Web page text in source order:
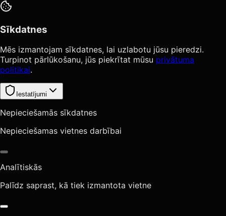
Sīkdatnes
Mēs izmantojam sīkdatnes, lai uzlabotu jūsu pieredzi.
Turpinot pārlūkošanu, jūs piekrītat mūsu privātuma
politikai.
Iestatījumi
Nepieciešamās sīkdatnes
Nepieciešamas vietnes darbībai
Analītiskās
Palīdz saprast, kā tiek izmantota vietne